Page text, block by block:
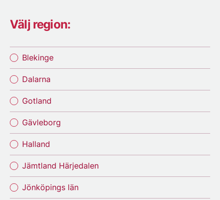
Välj region:
Blekinge
Dalarna
Gotland
Gävleborg
Halland
Jämtland Härjedalen
Jönköpings län